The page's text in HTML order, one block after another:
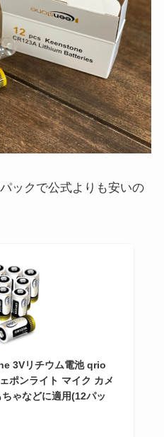
ックで公式よりも安いの
3Vリチウム電池 qrio
ポンライト マイク カメ
ゃなどに適用(12パッ